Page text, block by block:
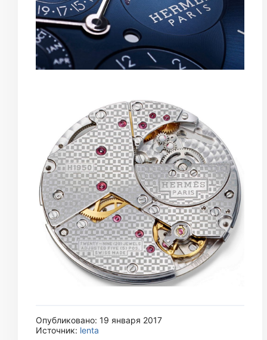
Опубликовано: 19 января 2017
Источник: lenta